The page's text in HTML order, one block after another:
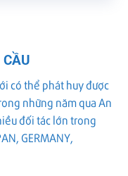
có thể phát huy được
những năm qua An
đối tác lớn trong
GERMANY,